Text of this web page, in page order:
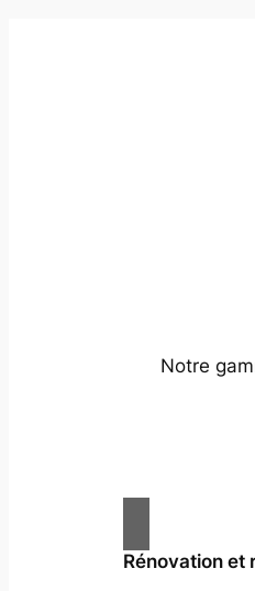
Notre
Rénovation et